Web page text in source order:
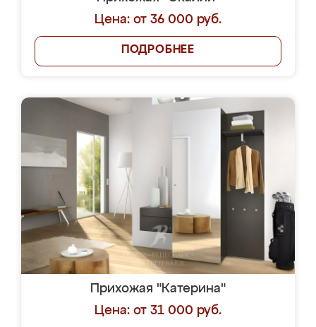
Цена: от 36 000 руб.
ПОДРОБНЕЕ
Прихожая "Катерина"
Цена: от 31 000 руб.